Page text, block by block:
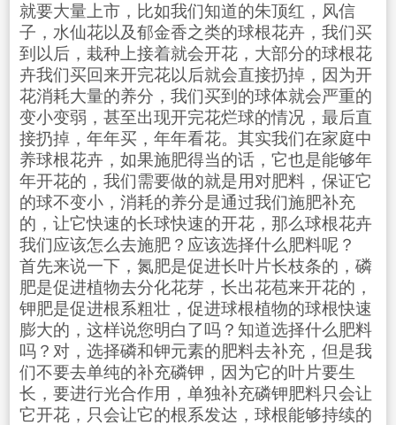
就要大量上市，比如我们知道的朱顶红，风信
子，水仙花以及郁金香之类的球根花卉，我们买
到以后，栽种上接着就会开花，大部分的球根花
卉我们买回来开完花以后就会直接扔掉，因为开
花消耗大量的养分，我们买到的球体就会严重的
变小变弱，甚至出现开完花烂球的情况，最后直
接扔掉，年年买，年年看花。其实我们在家庭中
养球根花卉，如果施肥得当的话，它也是能够年
年开花的，我们需要做的就是用对肥料，保证它
的球不变小，消耗的养分是通过我们施肥补充
的，让它快速的长球快速的开花，那么球根花卉
我们应该怎么去施肥？应该选择什么肥料呢？
首先来说一下，氮肥是促进长叶片长枝条的，磷
肥是促进植物去分化花芽，长出花苞来开花的，
钾肥是促进根系粗壮，促进球根植物的球根快速
膨大的，这样说您明白了吗？知道选择什么肥料
吗？对，选择磷和钾元素的肥料去补充，但是我
们不要去单纯的补充磷钾，因为它的叶片要生
长，要进行光合作用，单独补充磷钾肥料只会让
它开花，只会让它的根系发达，球根能够持续的